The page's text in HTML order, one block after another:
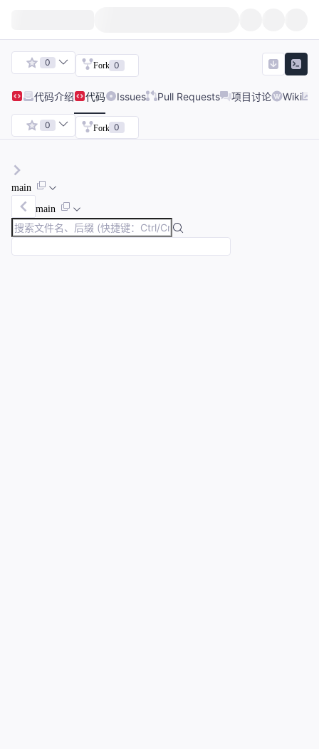
0 Fork 0
代码介绍 代码 Issues Pull Requests 项目讨论 Wiki
0 Fork 0
main
main